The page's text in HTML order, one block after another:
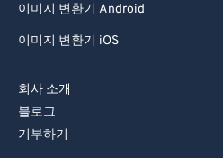
이미지 변환기 Android
이미지 변환기 iOS
회사 소개
블로그
기부하기